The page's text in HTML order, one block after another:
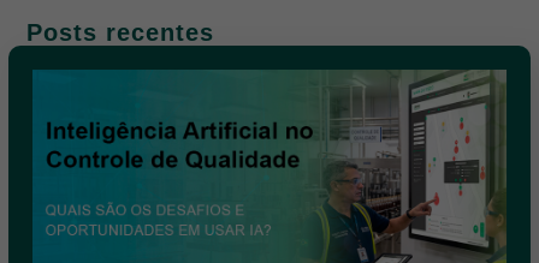
Posts recentes